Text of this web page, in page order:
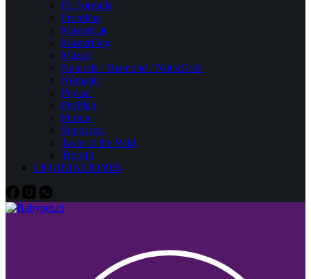
Fit Formula
Frontline
MasterCat
MasterDog
Mazuri
Naturals / Diamond / NutraGold
Nómade
Pipicat
ProPlan
Purina
Simparica
Taste of the Wild
Tropifit
LIQUIDACIONES